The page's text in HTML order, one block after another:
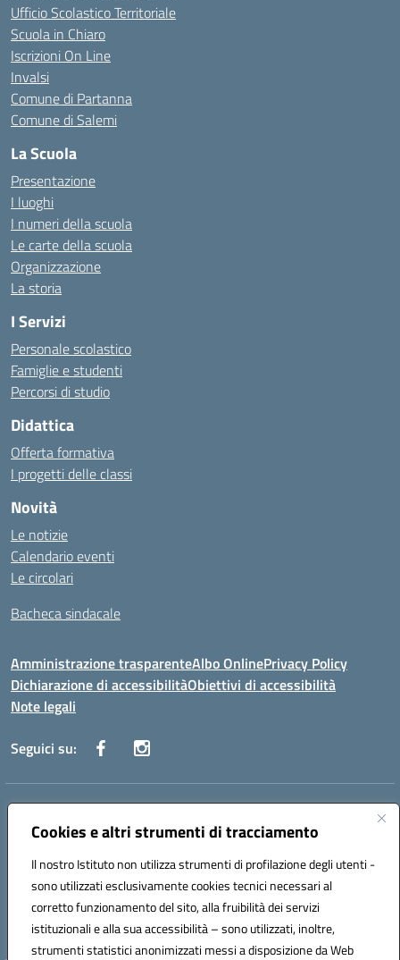
Cookies e altri strumenti di tracciamento
Il nostro Istituto non utilizza strumenti di profilazione degli utenti -
sono utilizzati esclusivamente cookies tecnici necessari al
corretto funzionamento del sito, alla fruibilità dei servizi
istituzionali e alla sua accessibilità – sono utilizzati, inoltre,
strumenti statistici anonimizzati messi a disposizione da Web
Ufficio Scolastico Territoriale
Scuola in Chiaro
Iscrizioni On Line
Invalsi
Comune di Partanna
Comune di Salemi
La Scuola
Presentazione
I luoghi
I numeri della scuola
Le carte della scuola
Organizzazione
La storia
I Servizi
Personale scolastico
Famiglie e studenti
Percorsi di studio
Didattica
Offerta formativa
I progetti delle classi
Novità
Le notizie
Calendario eventi
Le circolari
Bacheca sindacale
Amministrazione trasparenteAlbo OnlinePrivacy Policy
Dichiarazione di accessibilitàObiettivi di accessibilità
Note legali
Seguici su:
Indirizzo:
Centralino:0924 534873 Salemi - 0924534879 Partanna
Posta elettronica certificata (PEC):tpis002005@pec.istruzione.it
Codice fiscale: 90000320813
Codice meccanografico: TPIS002005